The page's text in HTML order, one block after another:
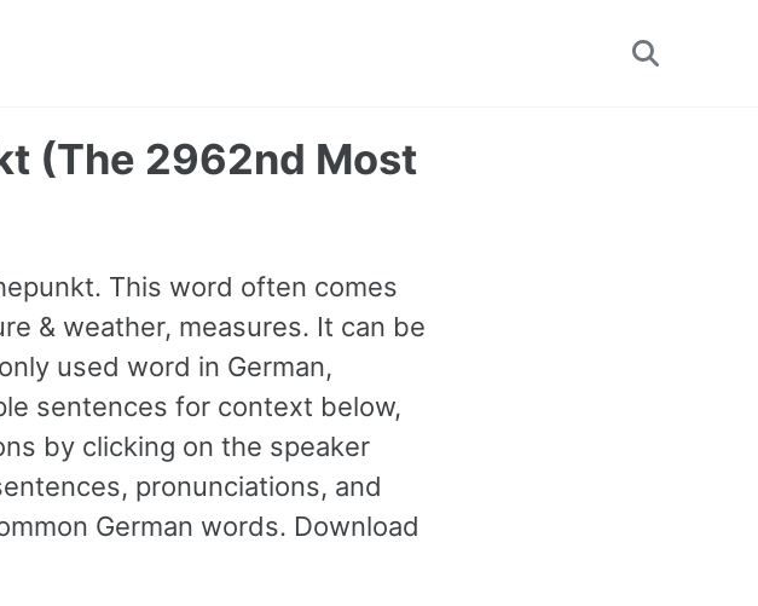
Toggle
(The 2962nd Most
This word often comes
& weather, measures. It can be
used word in German,
sentences for context below,
by clicking on the speaker
pronunciations, and
German words. Download